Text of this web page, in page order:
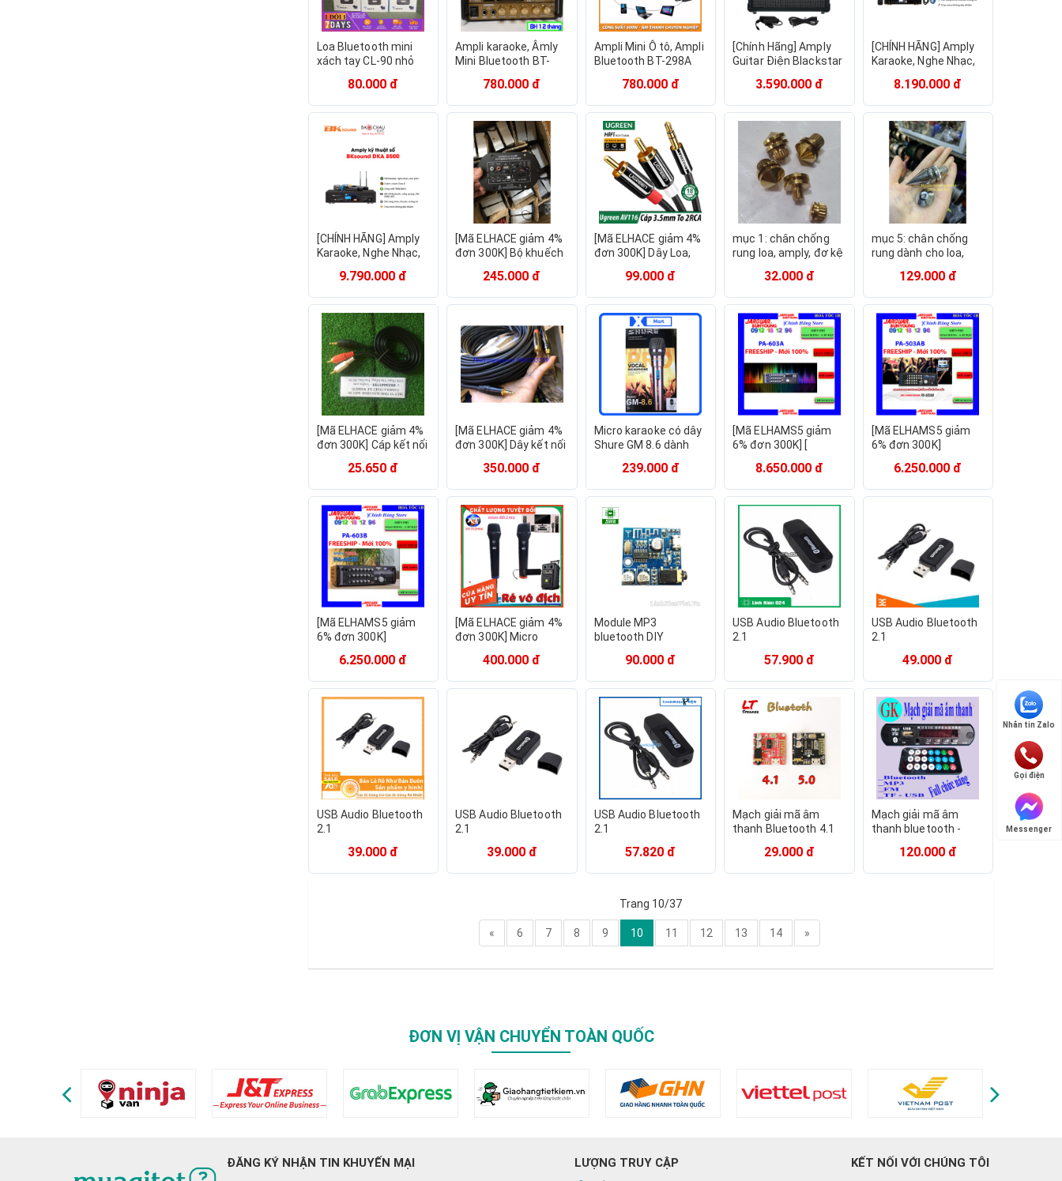
Loa Bluetooth mini
xách tay CL-90 nhỏ
hay đèn led nhấp
nháy Hỗ trợ cắm thẻ
80.000 đ
Ampli karaoke, Âmly
Mini Bluetooth BT-
cấp, chức năng đa
dạng, chống rú, rít,
hiệu
780.000 đ
Ampli Mini Ô tô, Ampli
Bluetooth BT-298A
tạp âm, Có điều khiển
từ xa, Công suất
780.000 đ
[Chính Hãng] Amply
Guitar Điện Blackstar
Ampli Đàn Electric
Solo Stereo Core10
3.590.000 đ
[CHÍNH HÃNG] Amply
Karaoke, Nghe Nhạc,
DKA 5500 - 2 Kênh -
Công Suất 250W -
8.190.000 đ
[CHÍNH HÃNG] Amply
Karaoke, Nghe Nhạc,
DKA 8500 - 2 Kênh -
Công Suất 750W -
9.790.000 đ
[Mã ELHACE giảm 4%
đơn 300K] Bộ khuếch
tô Hifi BASS POWER
AMP 12V - 24V
245.000 đ
[Mã ELHACE giảm 4%
đơn 300K] Dây Loa,
2RCA Hoa Sen Cao
Cấp UGreen AV116
99.000 đ
mục 1: chân chống
rung loa, amply, đơ kệ
khẩu mã 228. báo giá
1 chân
32.000 đ
mục 5: chân chống
rung dành cho loa,
báo giá 1 chân đinh+
1 chén hứng
129.000 đ
[Mã ELHACE giảm 4%
đơn 300K] Cáp kết nối
với điện thoại máy
tính bàn laptop
25.650 đ
[Mã ELHACE giảm 4%
đơn 300K] Dây kết nối
...loại dài hàng tốt
TH166
350.000 đ
Micro karaoke có dây
Shure GM 8.6 dành
- Micro không dây hát
karaoke cực hút
239.000 đ
[Mã ELHAMS5 giảm
6% đơn 300K] [
Amply JARGUAR
SUHYOUNG PA-603A,
8.650.000 đ
[Mã ELHAMS5 giảm
6% đơn 300K]
Amply Jarguar
Suhyoung PA-503AB,
6.250.000 đ
[Mã ELHAMS5 giảm
6% đơn 300K]
Amply Jarguar
Suhyoung PA-603B,
6.250.000 đ
[Mã ELHACE giảm 4%
đơn 300K] Micro
MV01 chính hãng,
chuyên dùng cho
400.000 đ
Module MP3
bluetooth DIY
90.000 đ
USB Audio Bluetooth
2.1
57.900 đ
USB Audio Bluetooth
2.1
49.000 đ
USB Audio Bluetooth
2.1
39.000 đ
USB Audio Bluetooth
2.1
39.000 đ
USB Audio Bluetooth
2.1
57.820 đ
Mạch giải mã âm
thanh Bluetooth 4.1
nguồn DC 5V
29.000 đ
Mạch giải mã âm
thanh bluetooth -
mạch đọc thẻ 12V
120.000 đ
Trang 10/37
« 6 7 8 9 10 11 12 13 14 »
ĐƠN VỊ VẬN CHUYỂN TOÀN QUỐC
ĐĂNG KÝ NHẬN TIN KHUYẾN MẠI
LƯỢNG TRUY CẬP
KẾT NỐI VỚI CHÚNG TÔI
Nhắn tin Zalo
Gọi điện
Messenger